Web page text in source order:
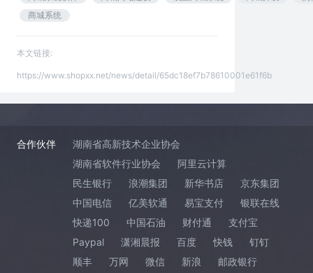
商城系统
本文链接:
https://www.shopxx.net/news/detail/65dc18ef7b78610001e61f6b
合作伙伴
湖南省高新技术企业协会
湖南省软件行业协会
阿里云计算
民生银行
浪潮集团 新华书店
京东集团
中国电信
亿美软通 易宝支付
银联在线
快递100
中国石油 财付通
支付宝
Paypal
潇湘晨报 百度 快钱
钉钉
顺丰
万网 微信 新浪
邮政银行